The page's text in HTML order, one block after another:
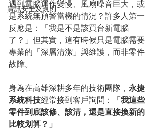
資訊安全及規則
遇到電腦運作變慢、風扇噪音巨大，或
是系統無預警當機的情況？許多人第一
反應是：「我是不是該買台新電腦
了？」但其實，這有時候只是電腦需要
專業的「深層清潔」與維護，而非零件
故障。
身為在高雄深耕多年的技術團隊， 永捷
系統科技經常接到客戶詢問：
「我這些
零件到底該修、該清，還是直接換新的
比較划算？」